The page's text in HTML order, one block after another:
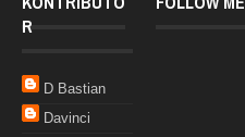
R
D Bastian
Davinci